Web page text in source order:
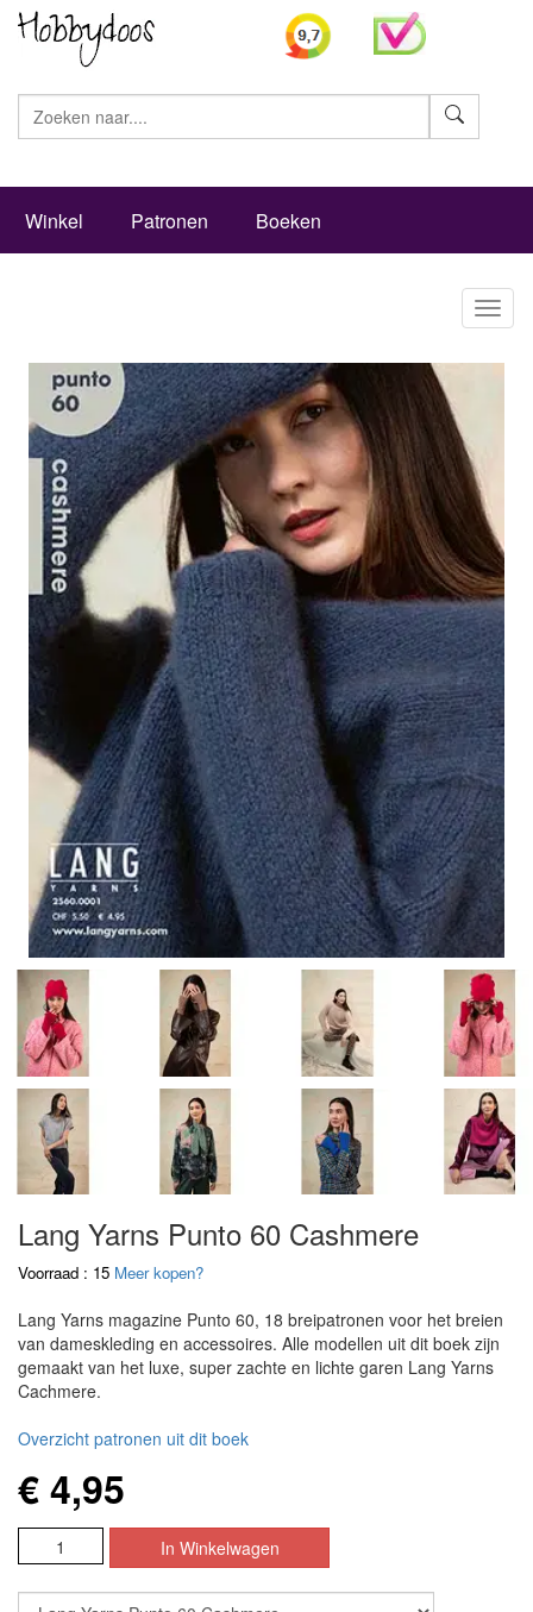
Winkel Patronen Boeken
Lang Yarns Punto 60 Cashmere
Voorraad : 15 Meer kopen?
Lang Yarns magazine Punto 60, 18 breipatronen voor het breien
van dameskleding en accessoires. Alle modellen uit dit boek zijn
gemaakt van het luxe, super zachte en lichte garen Lang Yarns
Cachmere.
Overzicht patronen uit dit boek
€ 4,95